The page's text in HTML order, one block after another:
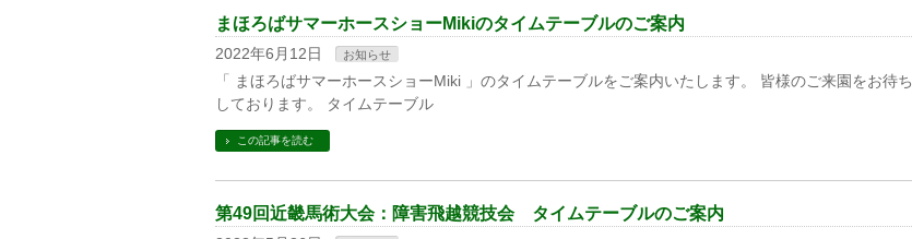
まほろばサマーホースショーMikiのタイムテーブルのご案内
2022年6月12日 お知らせ
「 まほろばサマーホースショーMiki 」のタイムテーブルをご案内いたします。 皆様のご来園をお待ち
しております。 タイムテーブル
この記事を読む
第49回近畿馬術大会：障害飛越競技会 タイムテーブルのご案内